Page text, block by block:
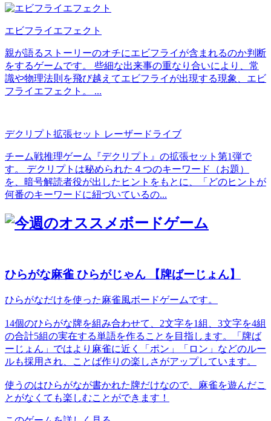
エビフライエフェクト
親が語るストーリーのオチにエビフライが含まれるのか判断
をするゲームです。 些細な出来事の重なり合いにより、常
識や物理法則を飛び越えてエビフライが出現する現象、エビ
フライエフェクト。 ...
デクリプト拡張セット レーザードライブ
チーム戦推理ゲーム『デクリプト』の拡張セット第1弾で
す。 デクリプトは秘められた４つのキーワード（お題）
を、暗号解読者役が出したヒントをもとに、「どのヒントが
何番のキーワードに紐づいているの...
ひらがな麻雀 ひらがじゃん 【牌ばーじょん】
ひらがなだけを使った麻雀風ボードゲームです。
14個のひらがな牌を組み合わせて、2文字を1組、3文字を4組
の合計5組の実在する単語を作ることを目指します。「牌ば
ーじょん」ではより麻雀に近く「ポン」「ロン」などのルー
ルも採用され、ことば作りの楽しさがアップしています。
使うのはひらがなが書かれた牌だけなので、麻雀を遊んだこ
とがなくても楽しむことができます！